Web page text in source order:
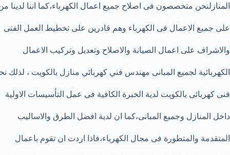
المنازلنحن متخصصون فى اصلاح جميع اعمال الكهرباء،كما اننا لدينا
على جميع الاعمال فى الكهرباء وهم قادرين على تخطيط العمل الفنى
والاشراف على اعمال الصيانة والاصلاح وتعديل وتركيب الاعمال
الكهربائية لجميع المبانى مهندس فني كهربائي منازل بالكويت ، لذلك
فنى كهربائى بالكويت لدية الخبرة الكافية فى عمل التأسيسات الاولية
داخل المنازل وجميع المبانى،كما ان لدية افضل الطرق والاساليب
المتقدمة والمتطورة فى مجال الكهرباء،فاذا اردت ان تقوم باعمال